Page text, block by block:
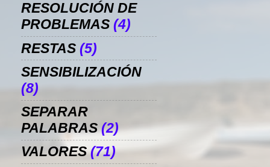
RESOLUCIÓN DE
PROBLEMAS (4)
RESTAS (5)
SENSIBILIZACIÓN
(8)
SEPARAR
PALABRAS (2)
VALORES (71)